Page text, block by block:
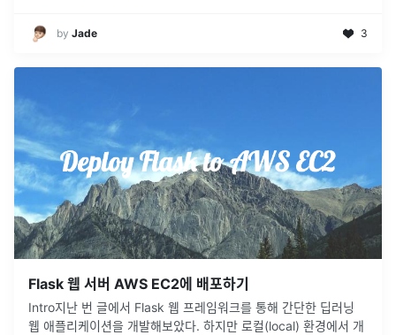
by Jade 3
Flask 웹 서버 AWS EC2에 배포하기
Intro지난 번 글에서 Flask 웹 프레임워크를 통해 간단한 딥러닝
웹 애플리케이션을 개발해보았다. 하지만 로컬(local) 환경에서 개